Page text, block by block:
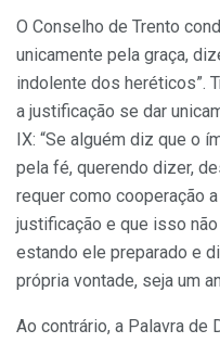
O Conselho de Trento
unicamente pela graça,
indolente dos heréticos”.
a justificação se dar
IX: “Se alguém diz que o
pela fé, querendo dizer,
requer como cooperação
justificação e que isso
estando ele preparado e
própria vontade, seja um
Ao contrário, a Palavra de